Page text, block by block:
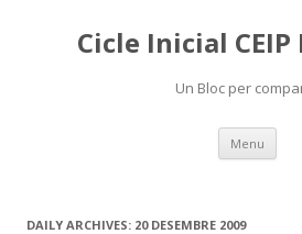
Cicle Inicial
Un Bloc per
Menu Skip
DAILY ARCHIVES: 20 DESEMBRE 2009